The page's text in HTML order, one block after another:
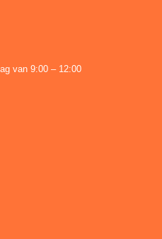
van 9:00 – 12:00